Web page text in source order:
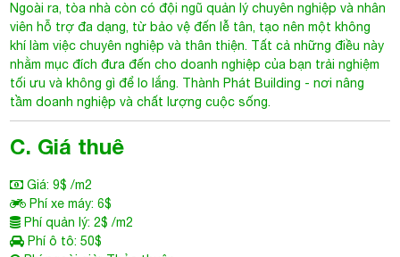
Ngoài ra, tòa nhà còn có đội ngũ quản lý chuyên nghiệp và nhân
viên hỗ trợ đa dạng, từ bảo vệ đến lễ tân, tạo nên một không
khí làm việc chuyên nghiệp và thân thiện. Tất cả những điều này
nhằm mục đích đưa đến cho doanh nghiệp của bạn trải nghiệm
tối ưu và không gì để lo lắng. Thành Phát Building - nơi nâng
tầm doanh nghiệp và chất lượng cuộc sống.
C. Giá thuê
Giá: 9$ /m2
Phí xe máy: 6$
Phí quản lý: 2$ /m2
Phí ô tô: 50$